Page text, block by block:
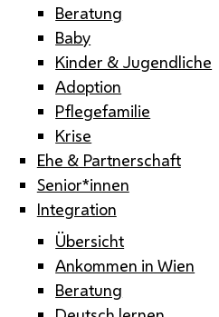
Beratung
Baby
Kinder & Jugendliche
Adoption
Pflegefamilie
Krise
Ehe & Partnerschaft
Senior*innen
Integration
Übersicht
Ankommen in Wien
Beratung